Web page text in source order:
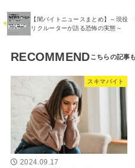
【闇バイトニュースまとめ】～現役
リクルーターが語る恐怖の実態～
RECOMMEND
スキマバイト
2024.09.17